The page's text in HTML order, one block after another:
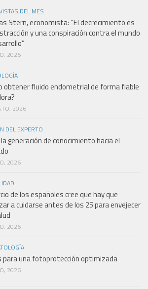
DEL MES
Stern, economista: “El decrecimiento es
y una conspiración contra el mundo
2026
obtener fluido endometrial de forma fiable
2026
DEL EXPERTO
generación de conocimiento hacia el
2026
de los españoles cree que hay que
a cuidarse antes de los 25 para envejecer
2026
para una fotoprotección optimizada
2026